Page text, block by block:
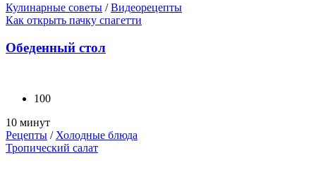
Кулинарные советы /Видеорецепты
Как открыть пачку спагетти
Обеденный стол
100
10 минут
Рецепты / Холодные блюда
Тропический салат